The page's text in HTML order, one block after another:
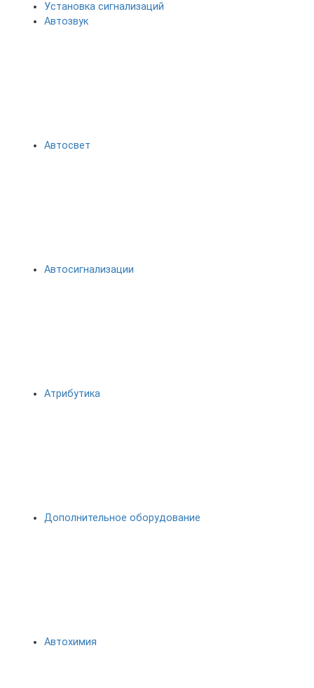
Установка сигнализаций
Автозвук
Автосвет
Автосигнализации
Атрибутика
Дополнительное оборудование
Автохимия